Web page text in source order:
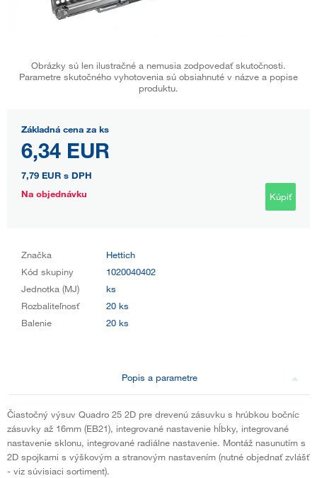
Obrázky sú len ilustračné a nemusia zodpovedať skutočnosti.
Parametre skutočného vyhotovenia sú obsiahnuté v názve a popise
produktu.
Základná cena za ks
6,34 EUR
7,79 EUR s DPH
Na objednávku
Kúpiť
Značka
Hettich
Kód skupiny
1020040402
Jednotka (MJ)
ks
Rozbaliteľnosť
20 ks
Balenie
20 ks
Popis a parametre
Čiastočný výsuv Quadro 25 2D pre drevenú zásuvku s hrúbkou bočníc
zásuvky až 16mm (EB21), integrované nastavenie hĺbky, integrované
nastavenie sklonu, integrované radiálne nastavenie. Montáž nasunutím s
2D spojkami s výškovým a stranovým nastavením (nutné objednať zvlášť
- viz súvisiaci sortiment).